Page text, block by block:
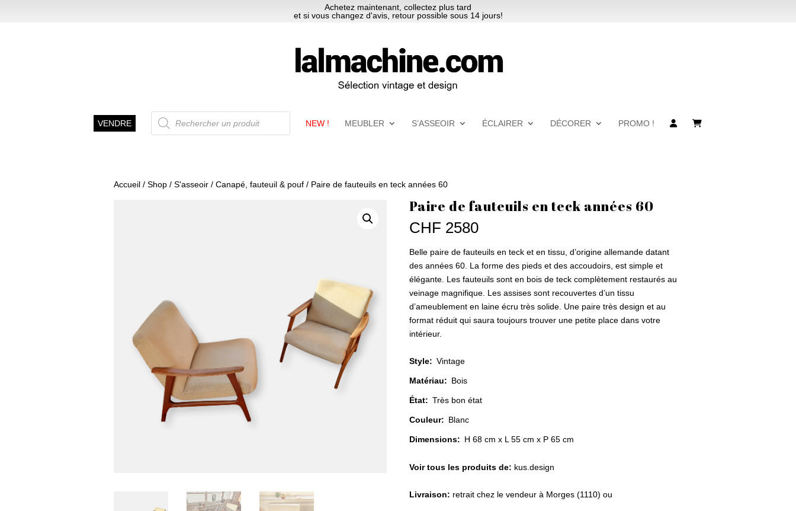
Achetez maintenant, collectez plus tard
et si vous changez d'avis, retour possible sous 14 jours!
VENDRE
Recherche
de
produits
NEW ! MEUBLER S’ASSEOIR ÉCLAIRER DÉCORER PROMO !
Accueil / Shop / S'asseoir / Canapé, fauteuil & pouf / Paire de fauteuils en teck années 60
Paire de fauteuils en teck années 60
CHF 2580
Belle paire de fauteuils en teck et en tissu, d’origine allemande datant
des années 60. La forme des pieds et des accoudoirs, est simple et
élégante. Les fauteuils sont en bois de teck complètement restaurés au
veinage magnifique. Les assises sont recouvertes d’un tissu
d’ameublement en laine écru très solide. Une paire très design et au
format réduit qui saura toujours trouver une petite place dans votre
intérieur.
Style: Vintage
Matériau: Bois
État: Très bon état
Couleur: Blanc
Dimensions: H 68 cm x L 55 cm x P 65 cm
Voir tous les produits de: kus.design
Livraison: retrait chez le vendeur à Morges (1110) ou